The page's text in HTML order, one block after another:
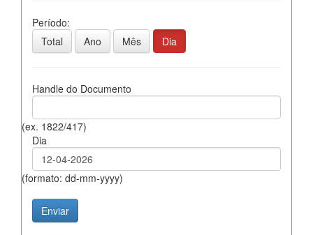
Período:
Total
Ano Mês Dia
Handle do Documento
(ex. 1822/417)
Dia
(formato: dd-mm-yyyy)